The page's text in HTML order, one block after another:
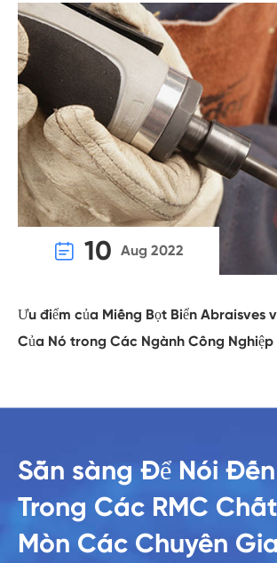
 10 Aug 2022
Ưu điểm của Miếng Bọt Biển Abraisves
Của Nó trong Các Ngành Công Nghiệp
Sẵn sàng Để Nói
Trong Các RMC
Mòn Các Chuyên